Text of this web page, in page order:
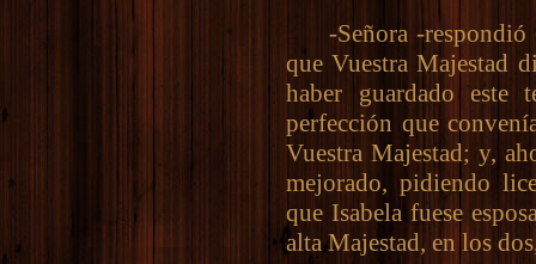
-Señora -respondió
que Vuestra Majestad
haber guardado este
perfección que
Vuestra Majestad; y,
mejorado, pidiendo
que Isabela fuese
alta Majestad, en los